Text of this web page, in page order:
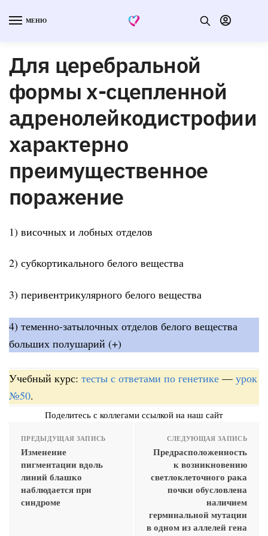
МЕНЮ
Для церебральной
формы х-сцепленной
адренолейкодистрофии
характерно
преимущественное
поражение
1) височных и лобных отделов
2) субкортикального белого вещества
3) перивентрикулярного белого вещества
4) теменно-затылочных отделов белого вещества
больших полушарий (+)
Учебный курс: тесты с ответами по генетике — урок
№50.
Поделитесь с коллегами ссылкой на наш сайт
ПРЕДЫДУЩАЯ ЗАПИСЬ
Изменение
пигментации вдоль
линий блашко
наблюдается при
синдроме
СЛЕДУЮЩАЯ ЗАПИСЬ
Предрасположенность
к возникновению
светлоклеточного рака
почки обусловлена
наличием
герминальной мутации
в одном из аллелей гена